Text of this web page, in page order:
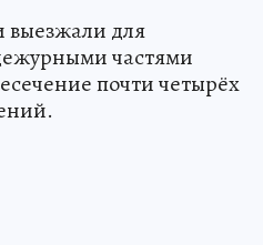
выезжали для
частями
почти четырёх